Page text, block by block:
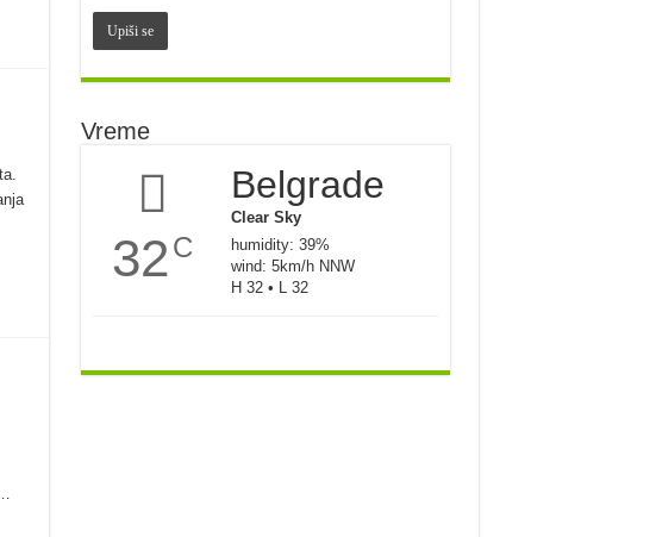
Vreme
32C
Belgrade
Clear Sky
humidity: 39%
wind: 5km/h NNW
H 32 • L 32